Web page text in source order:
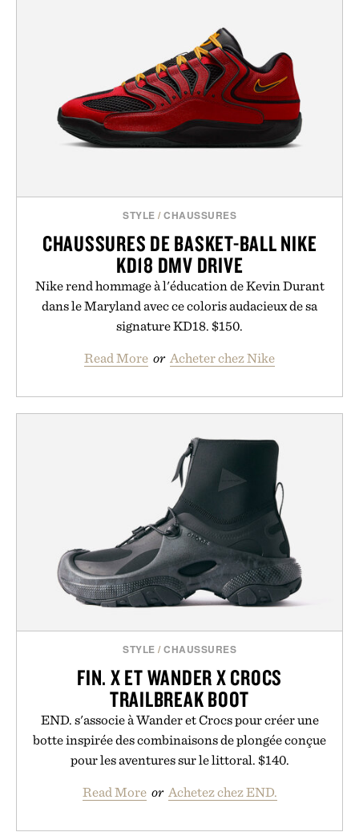
STYLE /CHAUSSURES
CHAUSSURES DE BASKET-BALL NIKE
KD18 DMV DRIVE
Nike rend hommage à l'éducation de Kevin Durant
dans le Maryland avec ce coloris audacieux de sa
signature KD18. $150.
Read More or Acheter chez Nike
STYLE /CHAUSSURES
FIN. X ET WANDER X CROCS
TRAILBREAK BOOT
END. s'associe à Wander et Crocs pour créer une
botte inspirée des combinaisons de plongée conçue
pour les aventures sur le littoral. $140.
Read More or Achetez chez END.